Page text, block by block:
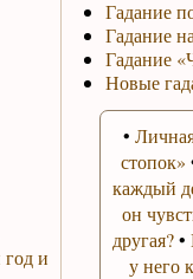
и
Гадание
Гадание
Гадание
Новые
•
стопок»
каждый
он
другая?•
у него